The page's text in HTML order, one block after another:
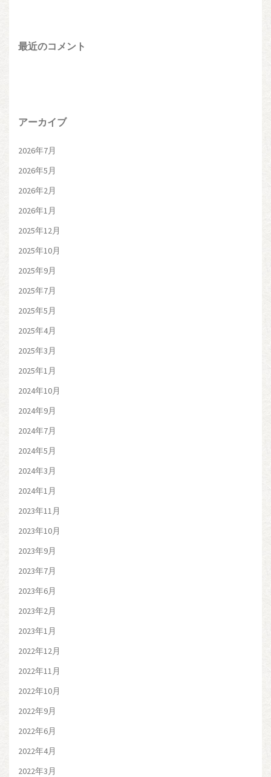
最近のコメント
アーカイブ
2026年7月
2026年5月
2026年2月
2026年1月
2025年12月
2025年10月
2025年9月
2025年7月
2025年5月
2025年4月
2025年3月
2025年1月
2024年10月
2024年9月
2024年7月
2024年5月
2024年3月
2024年1月
2023年11月
2023年10月
2023年9月
2023年7月
2023年6月
2023年2月
2023年1月
2022年12月
2022年11月
2022年10月
2022年9月
2022年6月
2022年4月
2022年3月